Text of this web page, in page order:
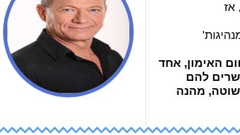
אז
עוסק בתחום האימון, אחד
להם
מהנה